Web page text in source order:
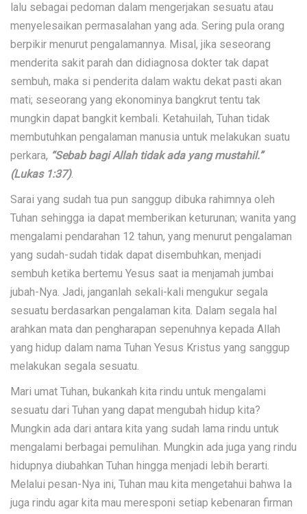
lalu sebagai pedoman dalam mengerjakan sesuatu atau
menyelesaikan permasalahan yang ada. Sering pula orang
berpikir menurut pengalamannya. Misal, jika seseorang
menderita sakit parah dan didiagnosa dokter tak dapat
sembuh, maka si penderita dalam waktu dekat pasti akan
mati; seseorang yang ekonominya bangkrut tentu tak
mungkin dapat bangkit kembali. Ketahuilah, Tuhan tidak
membutuhkan pengalaman manusia untuk melakukan suatu
perkara, “Sebab bagi Allah tidak ada yang mustahil.”
(Lukas 1:37).
Sarai yang sudah tua pun sanggup dibuka rahimnya oleh
Tuhan sehingga ia dapat memberikan keturunan; wanita yang
mengalami pendarahan 12 tahun, yang menurut pengalaman
yang sudah-sudah tidak dapat disembuhkan, menjadi
sembuh ketika bertemu Yesus saat ia menjamah jumbai
jubah-Nya. Jadi, janganlah sekali-kali mengukur segala
sesuatu berdasarkan pengalaman kita. Dalam segala hal
arahkan mata dan pengharapan sepenuhnya kepada Allah
yang hidup dalam nama Tuhan Yesus Kristus yang sanggup
melakukan segala sesuatu.
Mari umat Tuhan, bukankah kita rindu untuk mengalami
sesuatu dari Tuhan yang dapat mengubah hidup kita?
Mungkin ada dari antara kita yang sudah lama rindu untuk
mengalami berbagai pemulihan. Mungkin ada juga yang rindu
hidupnya diubahkan Tuhan hingga menjadi lebih berarti.
Melalui pesan-Nya ini, Tuhan mau kita mengetahui bahwa Ia
juga rindu agar kita mau meresponi setiap kebenaran firman